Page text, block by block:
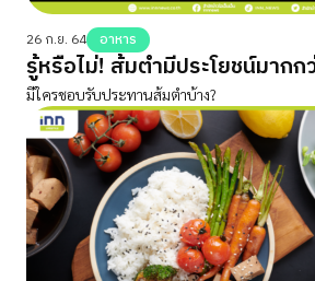
26 ก.ย. 64 อาหาร
รู้หรือไม่! ส้มตำมีประโยชน์มาก
มีใครชอบรับประทานส้มตำบ้าง?